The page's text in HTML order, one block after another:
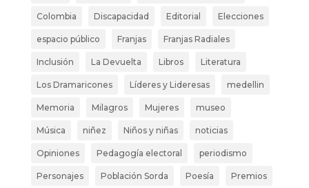
Colombia Discapacidad Editorial Elecciones
espacio público Franjas Franjas Radiales
Inclusión La Devuelta Libros Literatura
Los Dramaricones Líderes y Lideresas medellin
Memoria Milagros Mujeres museo
Música niñez Niños y niñas noticias
Opiniones Pedagogía electoral periodismo
Personajes Población Sorda Poesía Premios